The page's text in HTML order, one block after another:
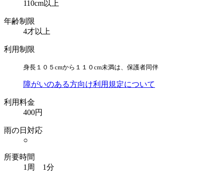
110cm以上
年齢制限
4才以上
利用制限
身長１０５cmから１１０cm未満は、保護者同伴
障がいのある方向け利用規定について
利用料金
400円
雨の日対応
○
所要時間
1周 1分